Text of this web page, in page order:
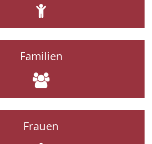
Familien
Frauen